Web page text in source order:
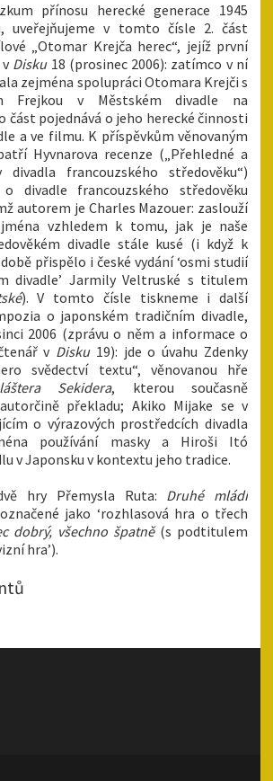
přínosu herecké generace 1945
uveřejňujeme v tomto čísle 2. část
„Otomar Krejča herec“, jejíž první
Disku 18 (prosinec 2006): zatímco v ní
zejména spolupráci Otomara Krejči s
Frejkou v Městském divadle na
část pojednává o jeho herecké činnosti
a ve filmu. K příspěvkům věnovaným
Hyvnarova recenze („Přehledné a
divadla francouzského středověku“)
divadle francouzského středověku
autorem je Charles Mazouer: zaslouží
vzhledem k tomu, jak je naše
divadle stále kusé (i když k
přispělo i české vydání ‘osmi studií
divadle’ Jarmily Veltruské s titulem
). V tomto čísle tiskneme i další
o japonském tradičním divadle,
2006 (zprávu o něm a informace o
v Disku19): jde o úvahu Zdenky
svědectví textu“, věnovanou hře
Sekidera, kterou současně
překladu; Akiko Mijake se v
o výrazových prostředcích divadla
používání masky a Hiroši Itó
v Japonsku v kontextu jeho tradice.
hry Přemysla Ruta: Druhé mládí
jako ‘rozhlasová hra o třech
dobrý, všechno špatně(s podtitulem
hra’).